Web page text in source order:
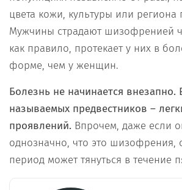
цвета кожи, культуры или
Мужчины страдают шизофренией
как правило, протекает у них в
форме, чем у женщин.
Болезнь не начинается внезапно.
называемых предвестников –
проявлений. Впрочем, даже если
однозначно, что это шизофрения,
период может тянуться в течение